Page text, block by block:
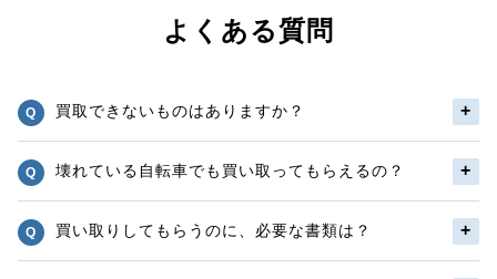
よくある質問
買取できないものはありますか？
壊れている自転車でも買い取ってもらえるの？
買い取りしてもらうのに、必要な書類は？